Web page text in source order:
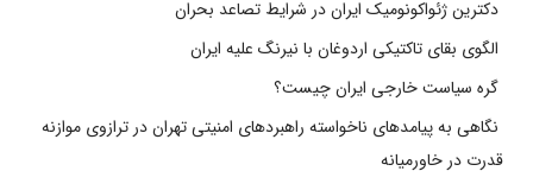
دکترین ژئواکونومیک ایران در شرایط تصاعد بحران
الگوی بقای تاکتیکی اردوغان با نیرنگ علیه ایران
گره سیاست خارجی ایران چیست؟
نگاهی به پیامدهای ناخواسته راهبردهای امنیتی تهران در ترازوی موازنه
قدرت در خاورمیانه